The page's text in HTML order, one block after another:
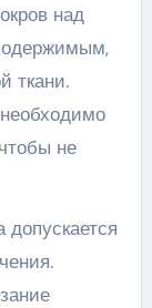
над
ткани.
не